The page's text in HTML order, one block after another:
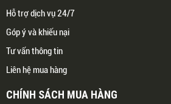
Hỗ trợ dịch vụ 24/7
Góp ý và khiếu nại
Tư vấn thông tin
Liên hệ mua hàng
CHÍNH SÁCH MUA HÀNG